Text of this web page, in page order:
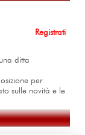
Registrati
ditta
per
sulle novità e le